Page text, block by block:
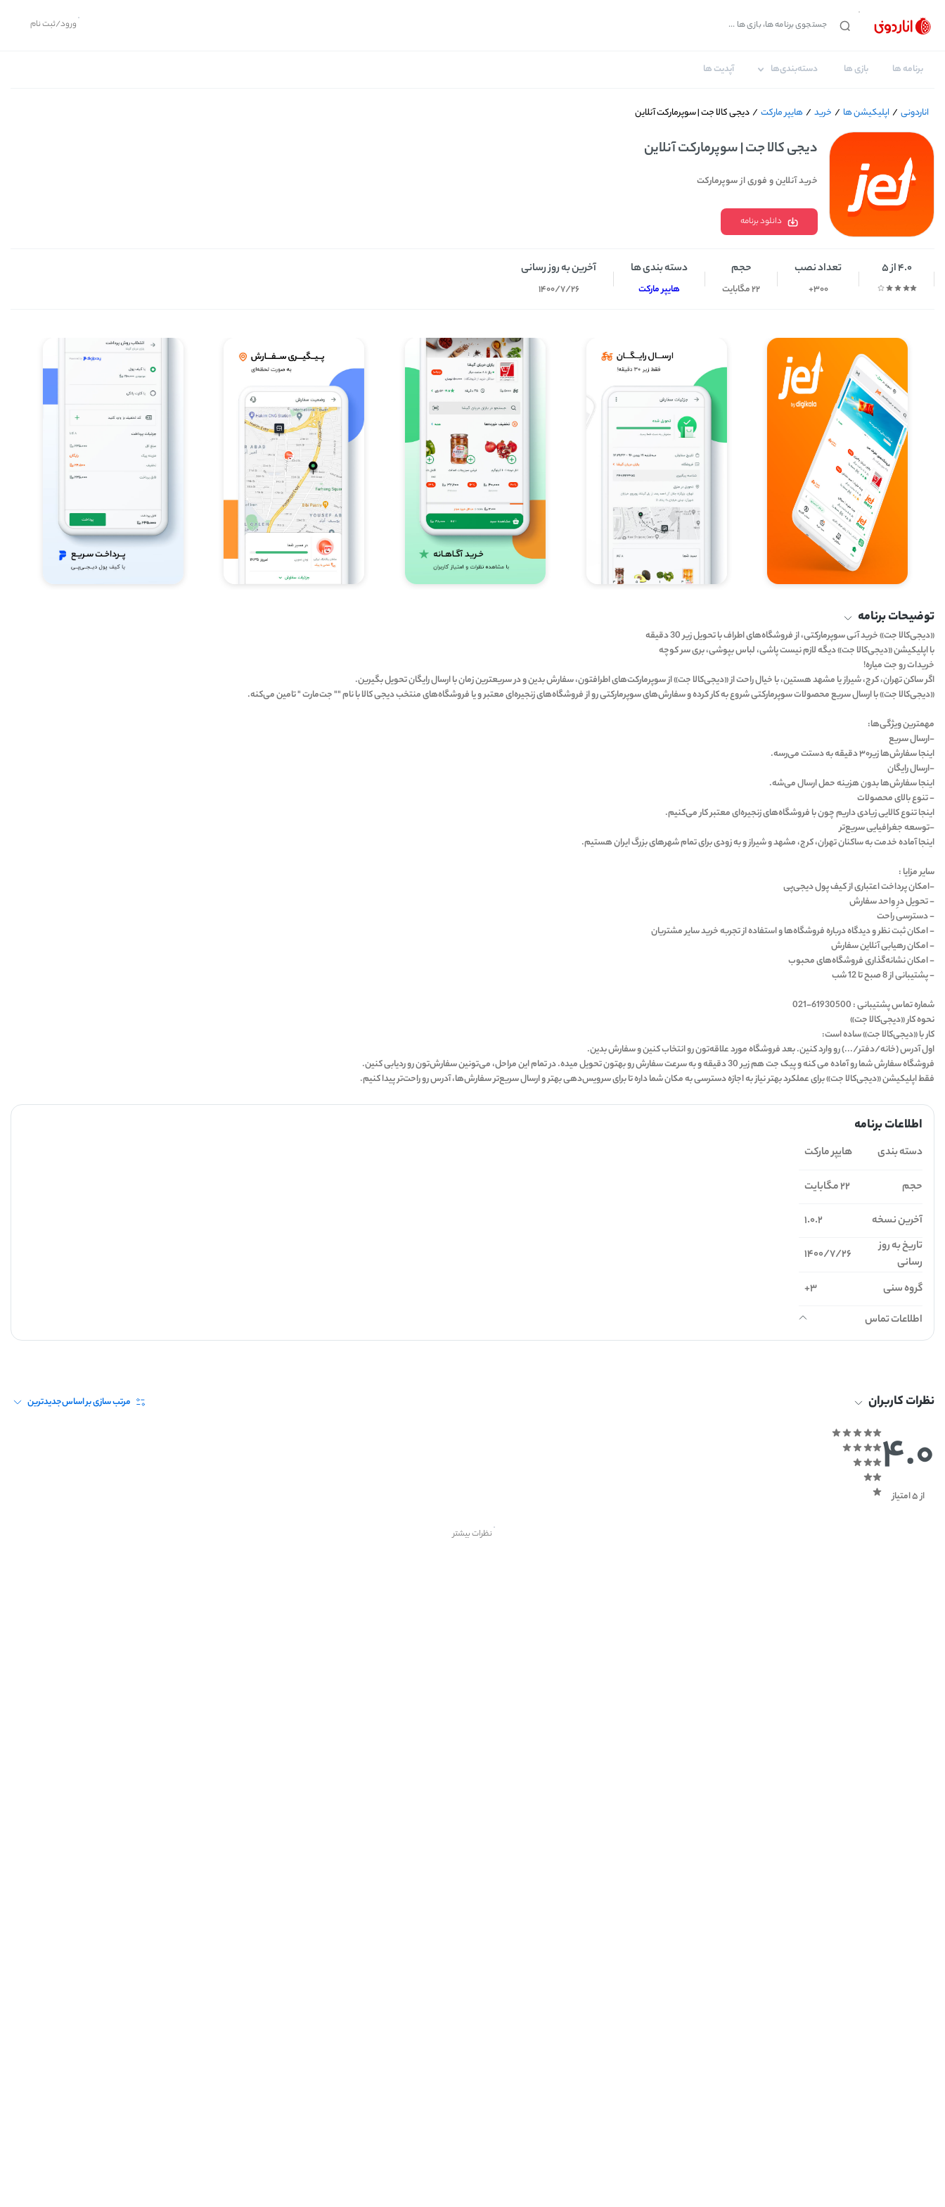
ورود/ثبت نام
برنامه ها بازی ها دسته‌بندی‌ها آپدیت ها
اناردونی / اپلیکیشن ها / خرید /هایپر مارکت /دیجی کالا جت | سوپرمارکت آنلاین
دیجی کالا جت | سوپرمارکت آنلاین
خرید آنلاین و فوری از سوپرمارکت‌
دانلود برنامه
4.0 از 5 تعداد نصب
300+
حجم
22 مگابایت
دسته بندی ها
هایپر مارکت
آخرین به روز رسانی
1400/7/26
توضیحات برنامه
«دیجی‌کالا جت» خرید آنی سوپرمارکتی، از فروشگاه‌های اطراف با تحویل زیر 30 دقیقه
با اپلیکیشن «دیجی‌کالا جت» دیگه لازم نیست پاشی، لباس بپوشی، بری سر کوچه
خریدات رو جت میاره!
اگر ساکن تهران، کرج، شیراز یا مشهد هستین، با خیال راحت از «دیجی‌کالا جت» از سوپرمارکت‌های اطرافتون، سفارش بدین و در سریعترین زمان با ارسال رایگان تحویل بگیرین.
«دیجی‌کالا جت» با ارسال سریع محصولات سوپرمارکتی شروع به کار کرده و سفارش‌های سوپرمارکتی رو از فروشگاه‌های زنجیره‌ای معتبر و یا فروشگاه‌های منتخب دیجی کالا با نام "" جت‌مارت " تامین می‌کنه.
مهمترین ویژگی‌ها:
-ارسال سریع
اینجا سفارش‌ها زیر۳۰ دقیقه به دستت می‌رسه.
-ارسال رایگان
اینجا سفارش‌ها بدون هزینه‌ حمل ارسال می‌شه.
- تنوع بالای محصولات
اینجا تنوع کالایی زیادی داریم چون با فروشگاه‌های زنجیره‌ای معتبر کار می‌کنیم.
-توسعه جغرافیایی سریع‌تر
اینجا آماده خدمت به ساکنان تهران، کرج، مشهد و شیراز و به زودی برای تمام شهرهای بزرگ ایران هستیم.
سایر مزایا :
-امکان پرداخت اعتباری از کیف پول دیجی‌پی
- تحویل درِ واحد سفارش
- دسترسی راحت
- امکان ثبت نظر و دیدگاه درباره فروشگاه‌ها و استفاده از تجربه خرید سایر مشتریان
- امکان رهیابی آنلاین سفارش
- امکان نشانه‌گذاری فروشگاه‌های محبوب
- پشتیبانی از 8 صبح تا 12 شب
شماره تماس پشتیبانی : 61930500-021
نحوه کار «دیجی‌کالا جت»
کار با «دیجی‌کالا جت» ساده است:
اول آدرس‌ (خانه/دفتر/...) رو وارد کنین. بعد فروشگاه مورد علاقه‌تون رو انتخاب کنین و سفارش بدین.
فروشگاه سفارش شما رو آماده می کنه و پیک جت هم زیر 30 دقیقه و به سرعت سفارش رو بهتون تحویل میده. در تمام این مراحل، می‌تونین سفارش‌تون رو ردیابی کنین.
فقط اپلیکیشن «دیجی‌کالا جت» برای عملکرد بهتر نیاز به اجازه دسترسی به مکان شما داره تا برای سرویس‌دهی بهتر و ارسال سریع‌تر سفارش‌ها، آدرس رو راحت‌تر پیدا کنیم.
اطلاعات برنامه
دسته بندی هایپر مارکت
حجم
22 مگابایت
آخرین نسخه
1.0.2
تاریخ به روز
رسانی
1400/7/26
گروه سنی
3+
اطلاعات تماس
نظرات کاربران مرتب سازی بر اساسجدیدترین
4.0
از 5 امتیاز
نظرات بیشتر